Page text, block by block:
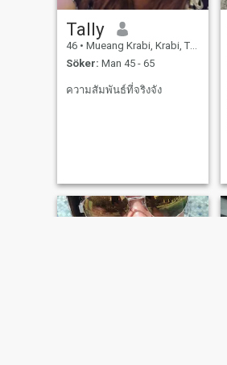
Tally​
46 • Mueang Krabi, Krabi, Thailand
Söker: Man 45 - 65
ความสัมพันธ์ที่จริงจัง